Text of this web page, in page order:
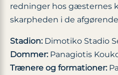
redninger hos gæsternes
skarpheden i de
Stadion:Dimotiko Stadio
Dommer:Panagiotis
Trænere og formationer: